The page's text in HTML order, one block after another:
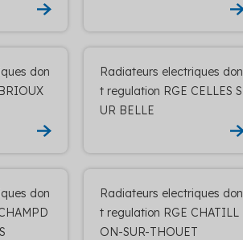
don
Radiateurs electriques don
t regulation RGE CELLES S
UR BELLE
don
Radiateurs electriques don
t regulation RGE CHATILL
ON-SUR-THOUET